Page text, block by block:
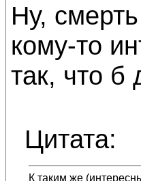
Ну,
кому-то
так, что б
Цитата:
К таким же